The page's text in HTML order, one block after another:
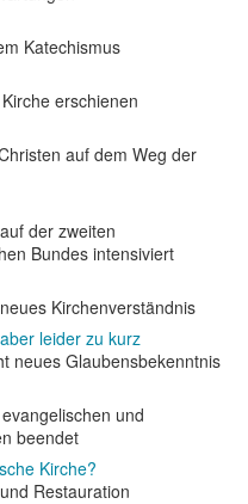
Katechismus
erschienen
auf dem Weg der
der zweiten
Bundes intensiviert
Kirchenverständnis
leider zu kurz
neues Glaubensbekenntnis
und
beendet
Kirche?
Restauration